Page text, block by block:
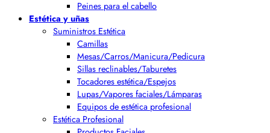
Peines para el cabello
Estética y uñas
Suministros Estética
Camillas
Mesas/Carros/Manicura/Pedicura
Sillas reclinables/Taburetes
Tocadores estética/Espejos
Lupas/Vapores faciales/Lámparas
Equipos de estética profesional
Estética Profesional